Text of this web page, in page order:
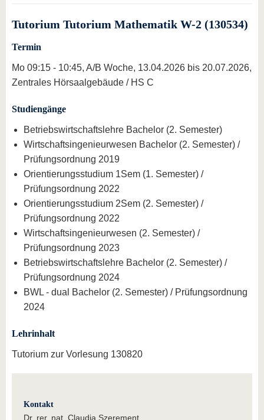
Tutorium Tutorium Mathematik W-2 (130534)
Termin
Mo 09:15 - 10:45, A/B Woche, 13.04.2026 bis 20.07.2026,
Zentrales Hörsaalgebäude / HS C
Studiengänge
Betriebswirtschaftslehre Bachelor (2. Semester)
Wirtschaftsingenieurwesen Bachelor (2. Semester) /
Prüfungsordnung 2019
Orientierungsstudium 1Sem (1. Semester) /
Prüfungsordnung 2022
Orientierungsstudium 2Sem (2. Semester) /
Prüfungsordnung 2022
Wirtschaftsingenieurwesen (2. Semester) /
Prüfungsordnung 2023
Betriebswirtschaftslehre Bachelor (2. Semester) /
Prüfungsordnung 2024
BWL - dual Bachelor (2. Semester) / Prüfungsordnung
2024
Lehrinhalt
Tutorium zur Vorlesung 130820
Kontakt
Dr. rer. nat. Claudia Szerement